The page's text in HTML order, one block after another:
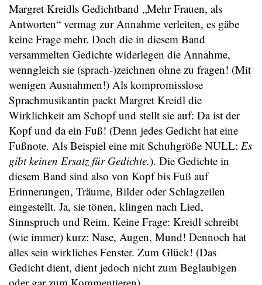
Margret Kreidls Gedichtband „Mehr Frauen, als
Antworten“ vermag zur Annahme verleiten, es gäbe
keine Frage mehr. Doch die in diesem Band
versammelten Gedichte widerlegen die Annahme,
wenngleich sie (sprach-)zeichnen ohne zu fragen! (Mit
wenigen Ausnahmen!) Als kompromisslose
Sprachmusikantin packt Margret Kreidl die
Wirklichkeit am Schopf und stellt sie auf: Da ist der
Kopf und da ein Fuß! (Denn jedes Gedicht hat eine
Fußnote. Als Beispiel eine mit Schuhgröße NULL: Es
gibt keinen Ersatz für Gedichte.). Die Gedichte in
diesem Band sind also von Kopf bis Fuß auf
Erinnerungen, Träume, Bilder oder Schlagzeilen
eingestellt. Ja, sie tönen, klingen nach Lied,
Sinnspruch und Reim. Keine Frage: Kreidl schreibt
(wie immer) kurz: Nase, Augen, Mund! Dennoch hat
alles sein wirkliches Fenster. Zum Glück! (Das
Gedicht dient, dient jedoch nicht zum Beglaubigen